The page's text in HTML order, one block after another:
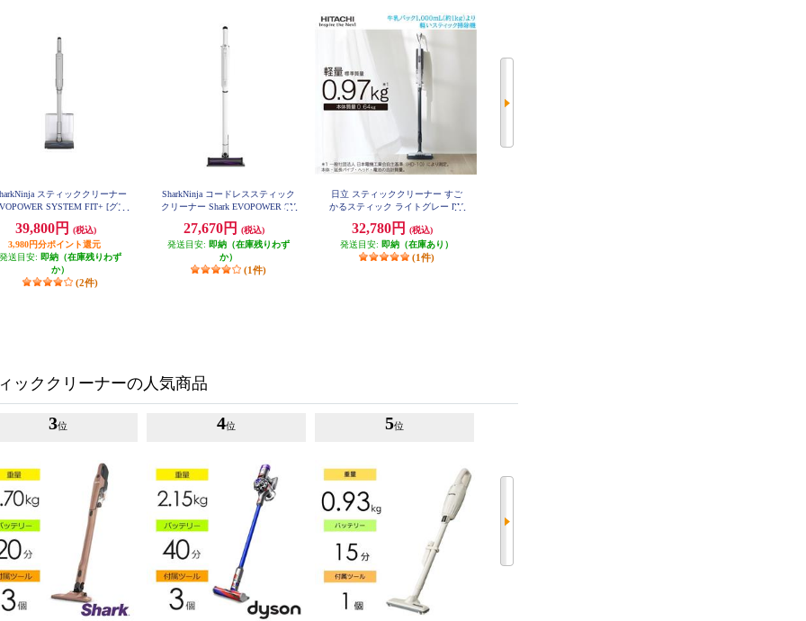
スティッククリーナー
SYSTEM FIT+ [グレ
39,800円
(税込)
3,980円分ポイント還元
発送目安: 即納（在庫残りわず
か）
(2件)
SharkNinja コードレススティック
クリーナー Shark EVOPOWER SY
27,670円
(税込)
発送目安: 即納（在庫残りわず
か）
(1件)
日立 スティッククリーナー すご
かるスティック ライトグレー PV-
32,780円
(税込)
発送目安: 即納（在庫あり）
(1件)
ッククリーナーの人気商品
3位 4位 5位